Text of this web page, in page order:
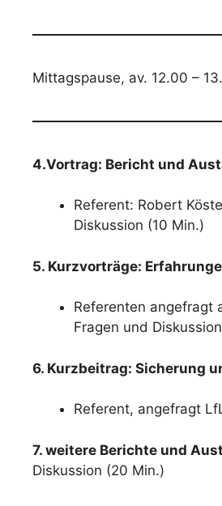
Mittagspause, av. 12.00 –
4.Vortrag: Bericht und
Referent: Robert
Diskussion (10 Min.)
5. Kurzvorträge:
Referenten angefragt
Fragen und
6. Kurzbeitrag: Sicherung
Referent, angefragt
7. weitere Berichte und
Diskussion (20 Min.)